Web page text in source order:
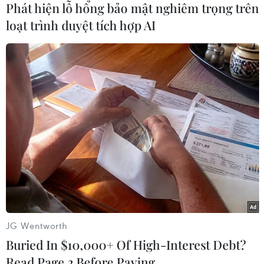
Theo dõi VietnamPlus
TIN CÙNG CHUYÊN MỤC
Ngoại giao kinh tế: Kiến tạo hệ sinh
thái đồng hành và thúc đẩy tự chủ
công nghệ
Phát hiện lỗ hổng bảo mật nghiêm trọng trên
loạt trình duyệt tích hợp AI
JG Wentworth
Buried In $10,000+ Of High-Interest Debt?